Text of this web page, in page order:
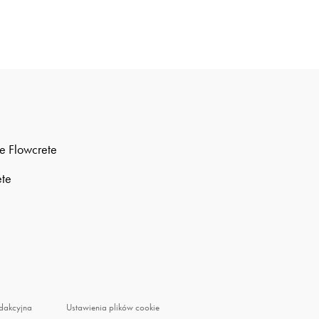
Flowcrete
Ustawienia plików cookie